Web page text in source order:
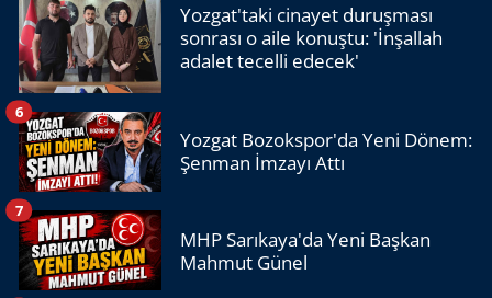
Yozgat'taki cinayet duruşması
sonrası o aile konuştu: 'İnşallah
adalet tecelli edecek'
Yozgat Bozokspor'da Yeni Dönem:
Şenman İmzayı Attı
6
MHP Sarıkaya'da Yeni Başkan
Mahmut Günel
7